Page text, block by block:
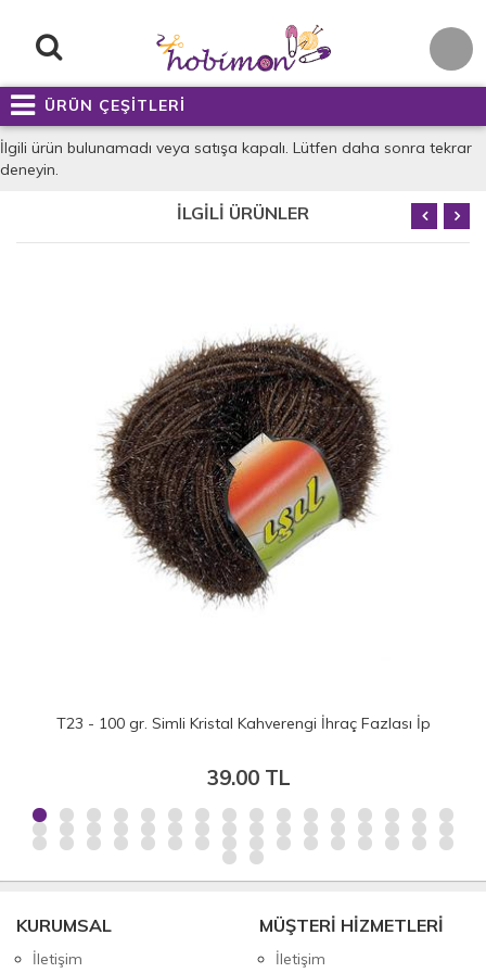
ÜRÜN ÇEŞİTLERİ
İlgili ürün bulunamadı veya satışa kapalı. Lütfen daha sonra tekrar
deneyin.
İLGİLİ ÜRÜNLER
T23 - 100 gr. Simli Kristal Kahverengi İhraç Fazlası İp
39.00 TL
KURUMSAL
İletişim
MÜŞTERİ HİZMETLERİ
İletişim